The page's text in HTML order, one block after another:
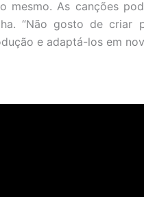
mesmo. As canções
“Não gosto de criar
e adaptá-los em